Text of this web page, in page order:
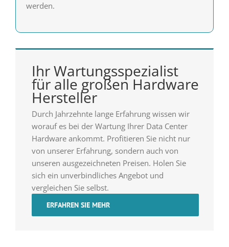
werden.
Ihr Wartungsspezialist
für alle großen Hardware
Hersteller
Durch Jahrzehnte lange Erfahrung wissen wir
worauf es bei der Wartung Ihrer Data Center
Hardware ankommt. Profitieren Sie nicht nur
von unserer Erfahrung, sondern auch von
unseren ausgezeichneten Preisen. Holen Sie
sich ein unverbindliches Angebot und
vergleichen Sie selbst.
ERFAHREN SIE MEHR